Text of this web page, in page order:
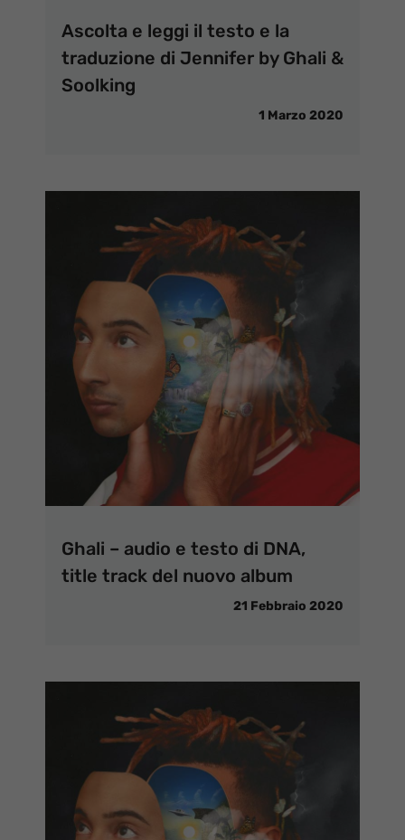
Ascolta e leggi il testo e la
traduzione di Jennifer by Ghali &
Soolking
1 Marzo 2020
Ghali – audio e testo di DNA,
title track del nuovo album
21 Febbraio 2020